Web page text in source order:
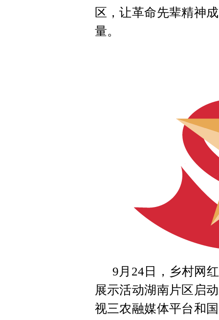
区，让革命先辈精神
量。
9月24日，乡村网
展示活动湖南片区启
视三农融媒体平台和